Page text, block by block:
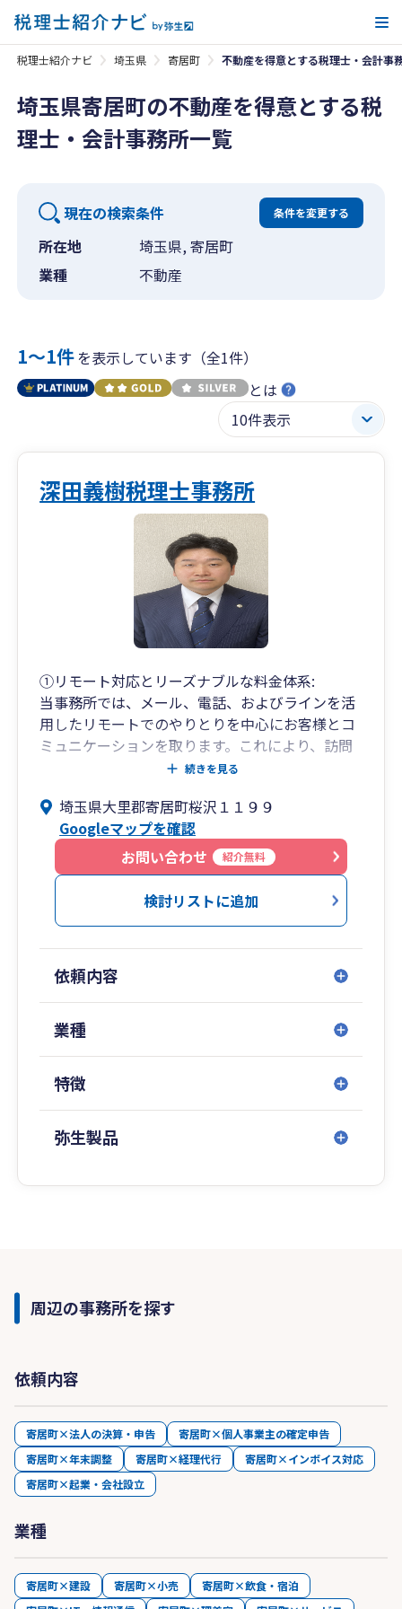
税理士紹介ナビ 埼玉県 寄居町 不動産を得意とする税理士・会計事
埼玉県寄居町の不動産を得意とする税
理士・会計事務所一覧
現在の検索条件 条件を変更する
所在地
埼玉県, 寄居町
業種
不動産
1〜1件を表示しています（全1件）
とは
深田義樹税理士事務所
①リモート対応とリーズナブルな料金体系:
当事務所では、メール、電話、およびラインを活
用したリモートでのやりとりを中心にお客様とコ
ミュニケーションを取ります。これにより、訪問
回数を最小限に抑えながらも、高品質なサービス
効率化を図ることで、他の税理士事務所に比べて
料金をよりリーズナブルに設定することが可能で
②定期的な試算表作成と税務相談:
当事務所では、お客様の経営状況を把握するため
ることができます。また、税務相談にも積極的に
応じ、お客様の疑問や問題に対して的確なアドバ
イスを提供します。
当事務所の特徴の一つは、IT分野に強いことで
す。新しい技術やツールを積極的に活用し、業務
効率を向上させます。例えば、クラウド会計ソフ
り、低価格でありながら高品質なサービスを提供
実現します。これにより、お客様にとってコスト
パフォーマンスの高い税理士事務所となることを
続きを見る
埼玉県大里郡寄居町桜沢１１９９
Googleマップを確認
お問い合わせ
紹介無料
検討リストに追加
依頼内容
業種
特徴
弥生製品
周辺の事務所を探す
依頼内容
寄居町×法人の決算・申告
寄居町×個人事業主の確定申告
寄居町×年末調整
寄居町×経理代行
寄居町×インボイス対応
寄居町×起業・会社設立
業種
寄居町×建設 寄居町×小売
寄居町×飲食・宿泊